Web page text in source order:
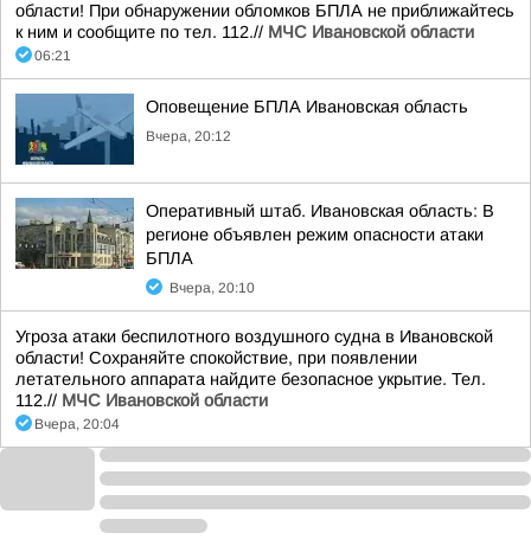
области! При обнаружении обломков БПЛА не приближайтесь
к ним и сообщите по тел. 112.// МЧС Ивановской области
06:21
Оповещение БПЛА Ивановская область
Вчера, 20:12
Оперативный штаб. Ивановская область: В
регионе объявлен режим опасности атаки
БПЛА
Вчера, 20:10
Угроза атаки беспилотного воздушного судна в Ивановской
области! Сохраняйте спокойствие, при появлении
летательного аппарата найдите безопасное укрытие. Тел.
112.// МЧС Ивановской области
Вчера, 20:04